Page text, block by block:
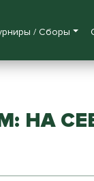
/ Сборы
НА